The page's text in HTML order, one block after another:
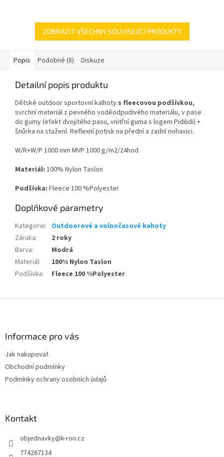
ZOBRAZIT VŠECHNY SOUVISEJÍCÍ PRODUKTY
Popis Podobné (8) Diskuze
Detailní popis produktu
Dětské outdoor sportovní kalhoty s fleecovou podšívkou,
svrchní materiál z pevného voděodpudivého materiálu, v pase
do gumy (efekt dvojitého pasu, vnitřní guma s logem Pidilidi) +
šnůrka na stažení. Reflexní potisk na přední a zadní nohavici.
W/R+W/P 1000 mm MVP 1000 g/m2/24hod.
Materiál: 100% Nylon Taslon
Podšívka: Fleece 100 %Polyester
Doplňkové parametry
Kategorie: Outdoorové a volnočasové kahoty
Záruka:
2 roky
Barva:
Modrá
Materiál:
100% Nylon Taslon
Podšívka: Fleece 100 %Polyester
Informace pro vás
Jak nakupovat
Obchodní podmínky
Podmínky ochrany osobních údajů
Kontakt
objednavky@k-ron.cz
774267134